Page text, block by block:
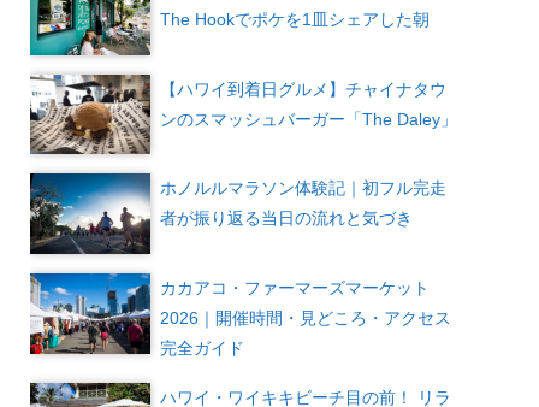
The Hookでポケを1皿シェアした朝
【ハワイ到着日グルメ】チャイナタウ
ンのスマッシュバーガー「The Daley」
ホノルルマラソン体験記｜初フル完走
者が振り返る当日の流れと気づき
カカアコ・ファーマーズマーケット
2026｜開催時間・見どころ・アクセス
完全ガイド
ハワイ・ワイキキビーチ目の前！ リラ